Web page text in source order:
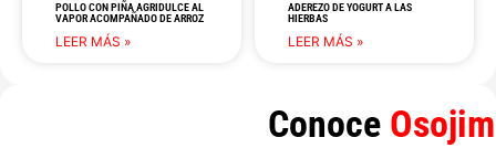
POLLO CON PIÑA AGRIDULCE AL
VAPOR ACOMPAÑADO DE ARROZ
LEER MÁS »
ADEREZO DE YOGURT A LAS
HIERBAS
LEER MÁS »
Conoce